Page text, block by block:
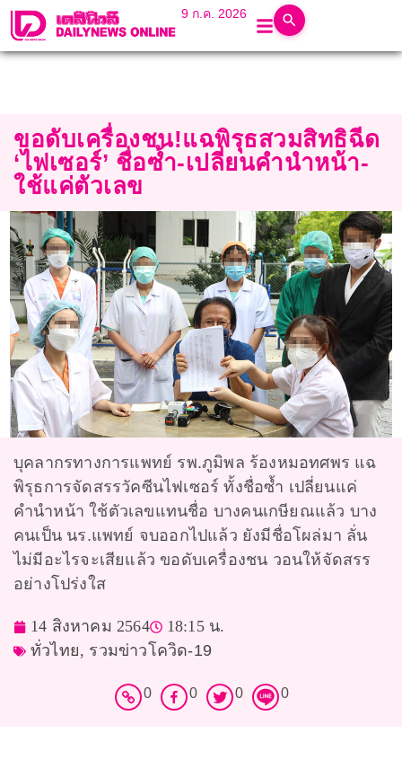
9 ก.ค. 2026
ขอดับเครื่องชน!แฉพิรุธสวมสิทธิฉีด
‘ไฟเซอร์’ ชื่อซ้ำ-เปลี่ยนคำนำหน้า-
ใช้แค่ตัวเลข
บุคลากรทางการแพทย์ รพ.ภูมิพล ร้องหมอทศพร แฉ
พิรุธการจัดสรรวัคซีนไฟเซอร์ ทั้งชื่อซ้ำ เปลี่ยนแค่
คำนำหน้า ใช้ตัวเลขแทนชื่อ บางคนเกษียณแล้ว บาง
คนเป็น นร.แพทย์ จบออกไปแล้ว ยังมีชื่อโผล่มา ลั่น
ไม่มีอะไรจะเสียแล้ว ขอดับเครื่องชน วอนให้จัดสรร
อย่างโปร่งใส
14 สิงหาคม 2564
18:15 น.
ทั่วไทย, รวมข่าวโควิด-19
0 0 0 0